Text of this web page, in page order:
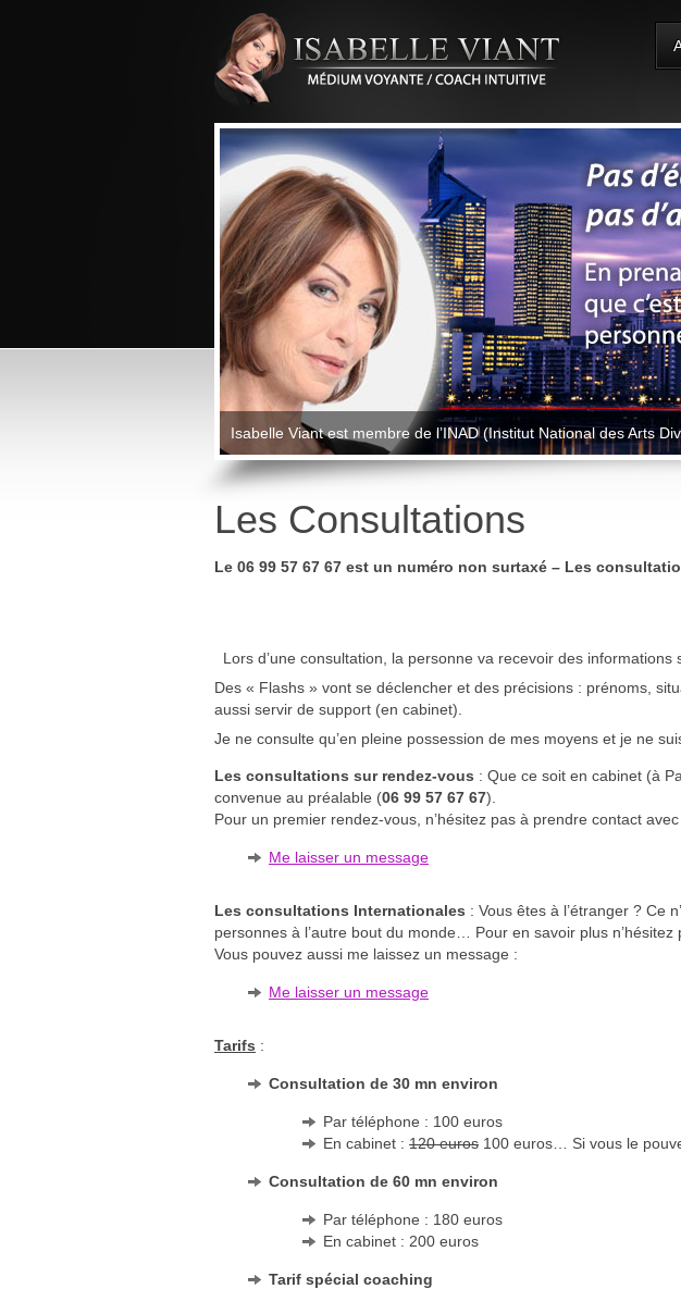
Isabelle Viant est membre de l’INAD (Institut National des Arts
Les Consultations
Le 06 99 57 67 67 est un numéro non surtaxé – Les
Lors d’une consultation, la personne va recevoir des informations
Des « Flashs » vont se déclencher et des précisions : prénoms,
aussi servir de support (en cabinet).
Je ne consulte qu’en pleine possession de mes moyens et je ne
Les consultations sur rendez-vous : Que ce soit en cabinet (à
convenue au préalable (06 99 57 67 67).
Pour un premier rendez-vous, n’hésitez pas à prendre contact
Me laisser un message
Les consultations Internationales : Vous êtes à l’étranger ? Ce
personnes à l’autre bout du monde… Pour en savoir plus n’hésitez
Vous pouvez aussi me laissez un message :
Me laisser un message
Tarifs :
Consultation de 30 mn environ
Par téléphone : 100 euros
En cabinet : 120 euros 100 euros… Si vous le
Consultation de 60 mn environ
Par téléphone : 180 euros
En cabinet : 200 euros
Tarif spécial coaching